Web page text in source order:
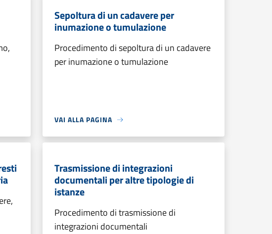
Sepoltura di un cadavere per
inumazione o tumulazione
Procedimento di sepoltura di un cadavere
per inumazione o tumulazione
VAI ALLA PAGINA
Trasmissione di integrazioni
documentali per altre tipologie di
istanze
Procedimento di trasmissione di
integrazioni documentali